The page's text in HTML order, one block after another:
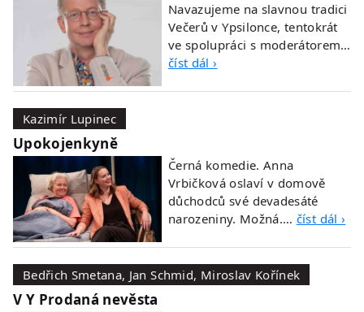
Navazujeme na slavnou tradici
Večerů v Ypsilonce, tentokrát
ve spolupráci s moderátorem…
číst dál ›
Kazimír Lupinec
Upokojenkyně
Černá komedie. Anna
Vrbičková oslaví v domově
důchodců své devadesáté
narozeniny. Možná.… číst dál ›
Bedřich Smetana, Jan Schmid, Miroslav Kořínek
V Y Prodaná nevěsta